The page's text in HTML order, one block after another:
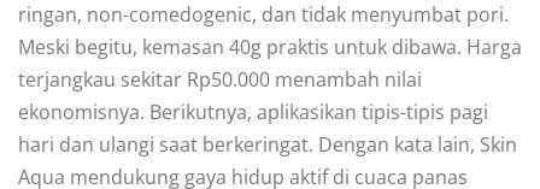
ringan, non-comedogenic, dan tidak menyumbat pori.
Meski begitu, kemasan 40g praktis untuk dibawa. Harga
terjangkau sekitar Rp50.000 menambah nilai
ekonomisnya. Berikutnya, aplikasikan tipis-tipis pagi
hari dan ulangi saat berkeringat. Dengan kata lain, Skin
Aqua mendukung gaya hidup aktif di cuaca panas